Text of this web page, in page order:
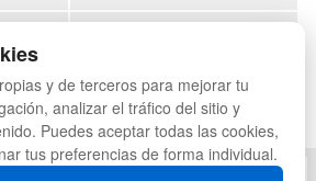
y de terceros para mejorar tu
analizar el tráfico del sitio y
Puedes aceptar todas las cookies,
tus preferencias de forma individual.